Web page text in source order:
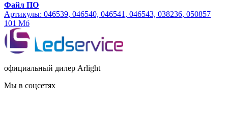
Файл ПО
Артикулы: 046539, 046540, 046541, 046543, 038236, 050857
101 Мб
официальный дилер Arlight
Мы в соцсетях